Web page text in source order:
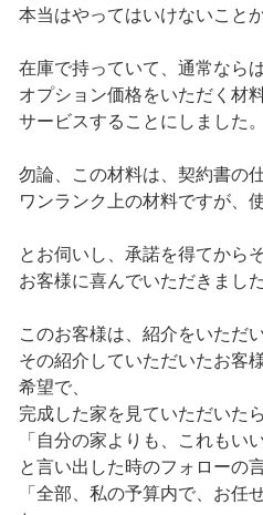
本当はやってはいけないこと
在庫で持っていて、通常ならば
オプション価格をいただく材
サービスすることにしました。
勿論、この材料は、契約書の
ワンランク上の材料ですが、
とお伺いし、承諾を得てから
お客様に喜んでいただきました
このお客様は、紹介をいただ
その紹介していただいたお客
希望で、
完成した家を見ていただいたら
「自分の家よりも、これもい
と言い出した時のフォローの言
「全部、私の予算内で、お任